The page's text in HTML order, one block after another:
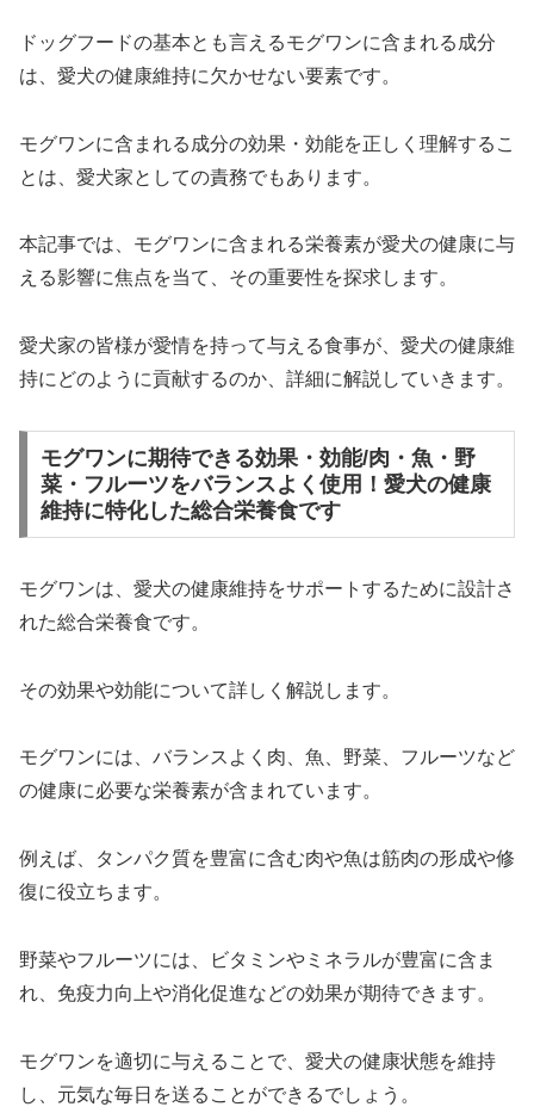
ドッグフードの基本とも言えるモグワンに含まれる成分
は、愛犬の健康維持に欠かせない要素です。
モグワンに含まれる成分の効果・効能を正しく理解するこ
とは、愛犬家としての責務でもあります。
本記事では、モグワンに含まれる栄養素が愛犬の健康に与
える影響に焦点を当て、その重要性を探求します。
愛犬家の皆様が愛情を持って与える食事が、愛犬の健康維
持にどのように貢献するのか、詳細に解説していきます。
モグワンに期待できる効果・効能/肉・魚・野
菜・フルーツをバランスよく使用！愛犬の健康
維持に特化した総合栄養食です
モグワンは、愛犬の健康維持をサポートするために設計さ
れた総合栄養食です。
その効果や効能について詳しく解説します。
モグワンには、バランスよく肉、魚、野菜、フルーツなど
の健康に必要な栄養素が含まれています。
例えば、タンパク質を豊富に含む肉や魚は筋肉の形成や修
復に役立ちます。
野菜やフルーツには、ビタミンやミネラルが豊富に含ま
れ、免疫力向上や消化促進などの効果が期待できます。
モグワンを適切に与えることで、愛犬の健康状態を維持
し、元気な毎日を送ることができるでしょう。